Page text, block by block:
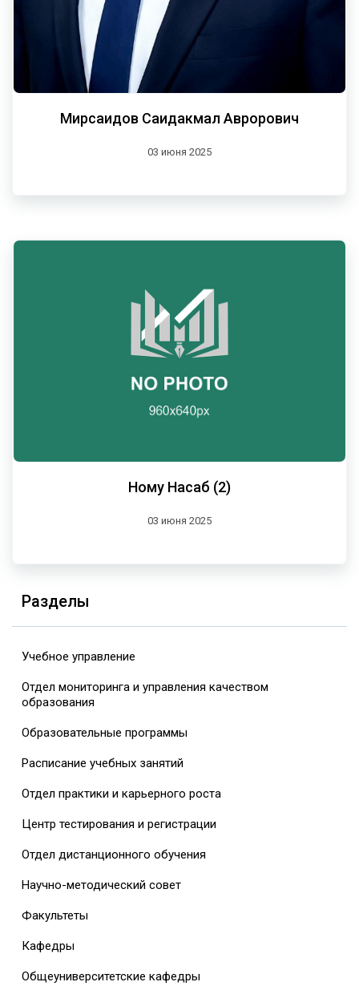
Мирсаидов Саидакмал Аврорович
03 июня 2025
Ному Насаб (2)
03 июня 2025
Разделы
Учебное управление
Отдел мониторинга и управления качеством
образования
Образовательные программы
Расписание учебных занятий
Отдел практики и карьерного роста
Центр тестирования и регистрации
Отдел дистанционного обучения
Научно-методический совет
Факультеты
Кафедры
Общеуниверситетские кафедры